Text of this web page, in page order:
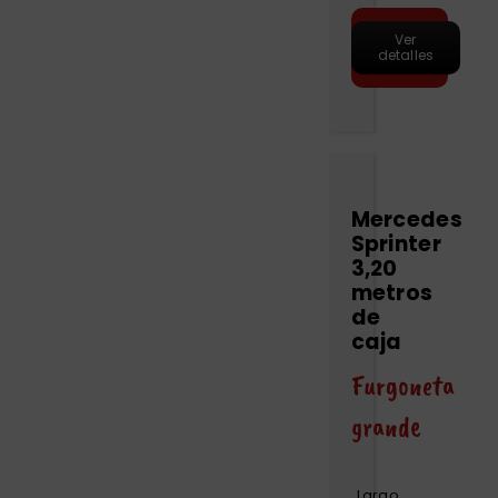
Hacer
pre-
reserva
Ver
detalles
Mercedes
Sprinter
3,20
metros
de
caja
Furgoneta
grande